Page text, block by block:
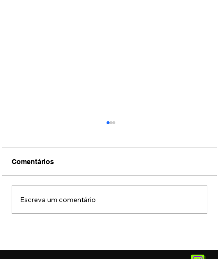
Comentários
Escreva um comentário